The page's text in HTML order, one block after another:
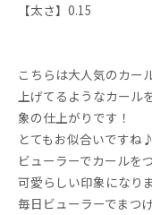
【太さ】0.15
こちらは大人気のカー
上げてるようなカール
象の仕上がりです！
とてもお似合いですね♪
ビューラーでカールを
可愛らしい印象になりま
毎日ビューラーでまつ